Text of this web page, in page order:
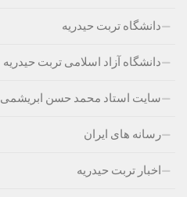
دانشگاه تربت حیدریه
دانشگاه آزاد اسلامی تربت حیدریه
سایت استاد محمد حسن ابریشمی
رسانه های ایران
اخبار تربت حیدریه